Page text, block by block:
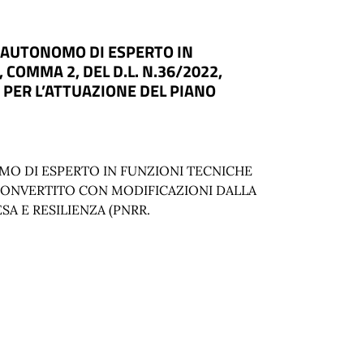
DI ESPERTO IN
COMMA 2, DEL D.L. N.36/2022,
L’ATTUAZIONE DEL PIANO
DI ESPERTO IN FUNZIONI TECNICHE
CON MODIFICAZIONI DALLA
E RESILIENZA (PNRR.